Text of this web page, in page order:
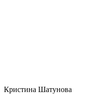
Кристина Шатунова